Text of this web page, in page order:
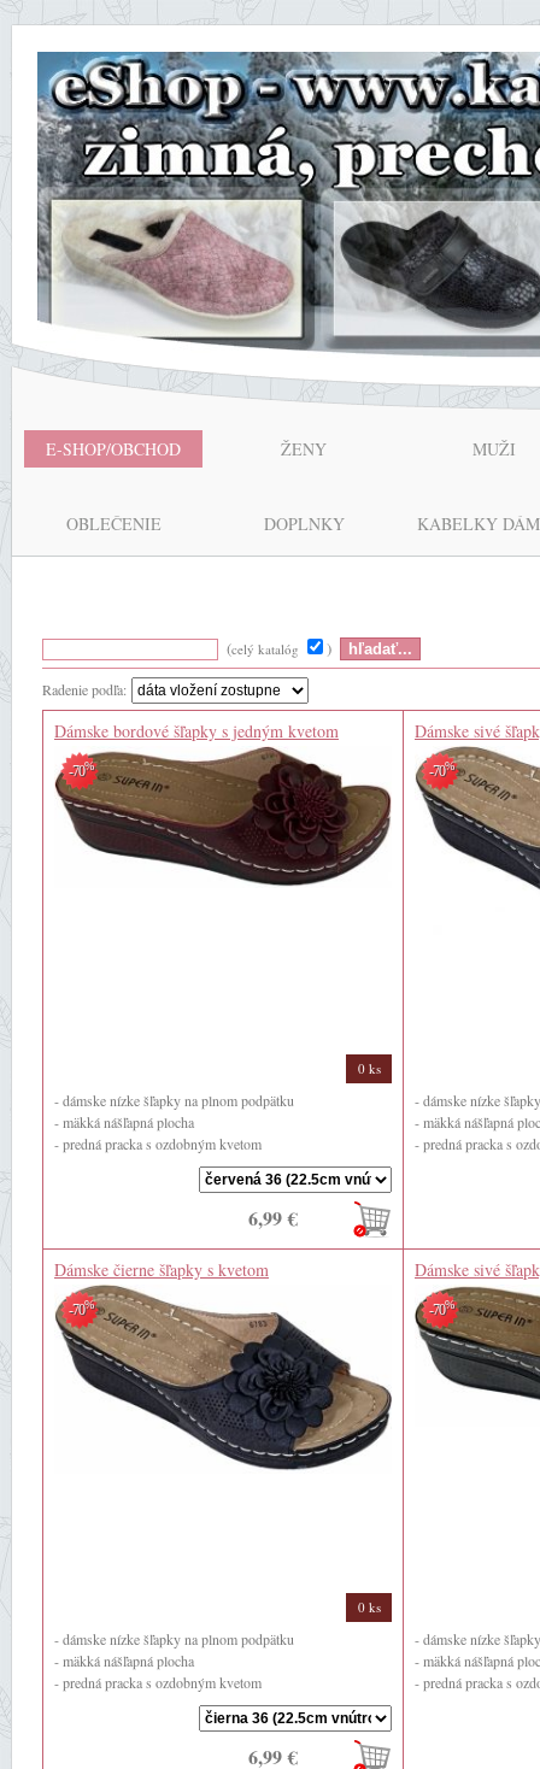
E-SHOP/OBCHOD ŽENY MUŽI
OBLEČENIE DOPLNKY KABELKY
(celý katalóg )
Radenie podľa:
Dámske bordové šľapky s jedným kvetom
-70%
0 ks
- dámske nízke šľapky na plnom podpätku
- mäkká nášľapná plocha
- predná pracka s ozdobným kvetom
6,99 €
Dámske sivé
-70%
- dámske nízke
- mäkká nášľapná
- predná pracka s
Dámske čierne šľapky s kvetom
-70%
0 ks
- dámske nízke šľapky na plnom podpätku
- mäkká nášľapná plocha
- predná pracka s ozdobným kvetom
6,99 €
Dámske sivé
-70%
- dámske nízke
- mäkká nášľapná
- predná pracka s